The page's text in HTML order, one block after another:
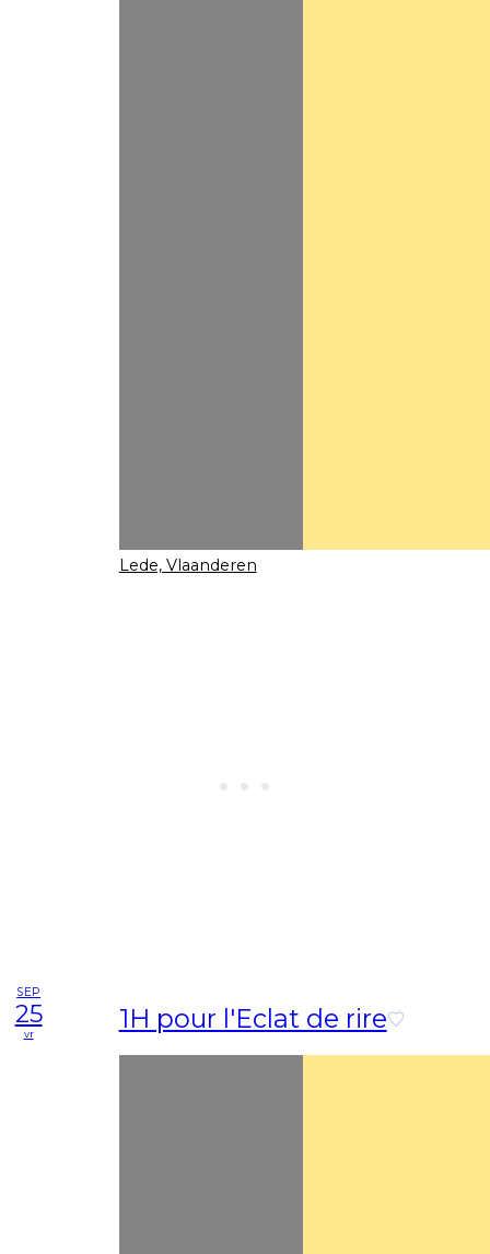
Lede, Vlaanderen
SEP
25
vr 1H pour l'Eclat de rire